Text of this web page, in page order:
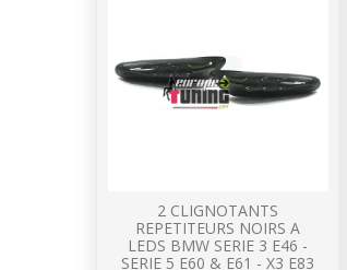
2 CLIGNOTANTS
REPETITEURS NOIRS A
LEDS BMW SERIE 3 E46 -
SERIE 5 E60 & E61 - X3 E83